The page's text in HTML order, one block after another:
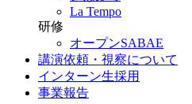
La Tempo
研修
オープンSABAE
講演依頼・視察について
インターン生採用
事業報告